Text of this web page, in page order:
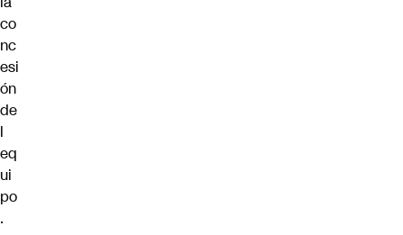
co
nc
esi
ón
de
l
eq
ui
po
.